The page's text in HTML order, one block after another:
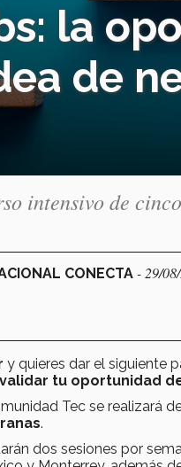
la
de
intensivo de
CONECTA - 29/
y quieres dar el siguiente
validar tu oportunidad
Tec se realizará
.
dos sesiones por